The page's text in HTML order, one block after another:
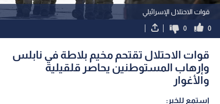
قوات الاحتلال الإسرائيلي
0
0
قوات الاحتلال تقتحم مخيم بلاطة في نابلس
وإرهاب المستوطنين يحاصر قلقيلية
والأغوار
استمع للخبر: